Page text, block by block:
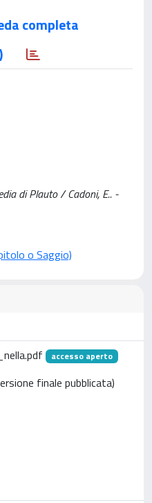
completa
di Plauto / Cadoni, E.. -
o Saggio)
accesso aperto
finale pubblicata)